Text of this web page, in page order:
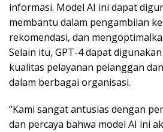
informasi. Model AI ini dapat
membantu dalam pengambilan
rekomendasi, dan
Selain itu, GPT-4 dapat
kualitas pelayanan pelanggan
dalam berbagai organisasi.
“Kami sangat antusias dengan
dan percaya bahwa model AI ini